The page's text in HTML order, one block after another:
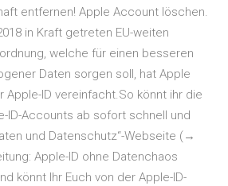
entfernen! Apple Account löschen.
in Kraft getreten EU-weiten
welche für einen besseren
Daten sorgen soll, hat Apple
Apple-ID vereinfacht.So könnt ihr die
ID-Accounts ab sofort schnell und
und Datenschutz“-Webseite (→
Apple-ID ohne Datenchaos
könnt Ihr Euch von der Apple-ID-